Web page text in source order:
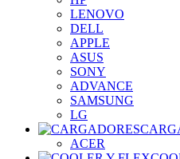
LENOVO
DELL
APPLE
ASUS
SONY
ADVANCE
SAMSUNG
LG
ACER